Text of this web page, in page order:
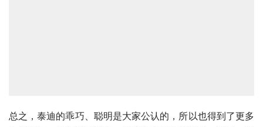
总之，泰迪的乖巧、聪明是大家公认的，所以也得到了更多